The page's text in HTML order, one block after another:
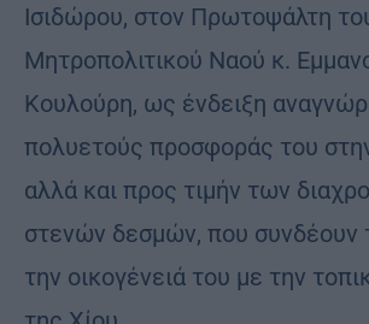
Ισιδώρου, στον Πρωτοψάλτη
Μητροπολιτικού Ναού κ.
Κουλούρη, ως ένδειξη
πολυετούς προσφοράς του
αλλά και προς τιμήν των
στενών δεσμών, που συνδέουν
την οικογένειά του με την